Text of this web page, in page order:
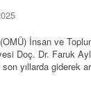
İnsan ve
Doç. Dr. Faruk
yıllarda giderek